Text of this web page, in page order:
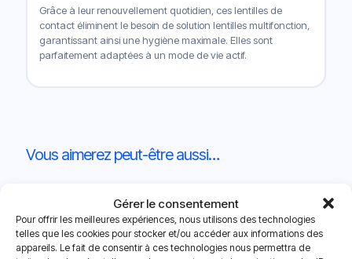
Gérer le consentement
Pour offrir les meilleures expériences, nous utilisons des technologies
telles que les cookies pour stocker et/ou accéder aux informations des
appareils. Le fait de consentir à ces technologies nous permettra de
Grâce à leur renouvellement quotidien, ces lentilles de
contact éliminent le besoin de solution lentilles multifonction,
garantissant ainsi une hygiène maximale. Elles sont
parfaitement adaptées à un mode de vie actif.
Vous aimerez peut-être aussi…
Nouveau